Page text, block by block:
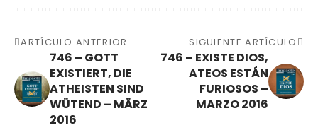
ARTÍCULO ANTERIOR
746 – GOTT
EXISTIERT, DIE
ATHEISTEN SIND
WÜTEND – MÄRZ
2016
SIGUIENTE ARTÍCULO
746 – EXISTE DIOS,
ATEOS ESTÁN
FURIOSOS –
MARZO 2016